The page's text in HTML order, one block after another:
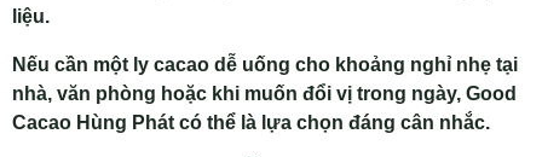
liệu.
Nếu cần một ly cacao dễ uống cho khoảng nghỉ nhẹ tại
nhà, văn phòng hoặc khi muốn đổi vị trong ngày, Good
Cacao Hùng Phát có thể là lựa chọn đáng cân nhắc.